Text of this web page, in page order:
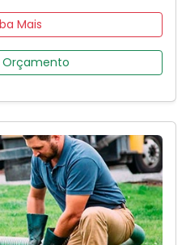
Mais
Orçamento